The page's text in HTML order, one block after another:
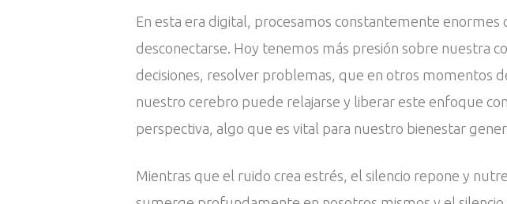
En esta era digital, procesamos constantemente
desconectarse. Hoy tenemos más presión sobre
decisiones, resolver problemas, que en otros momentos
nuestro cerebro puede relajarse y liberar este enfoque
perspectiva, algo que es vital para nuestro bienestar
Mientras que el ruido crea estrés, el silencio repone y